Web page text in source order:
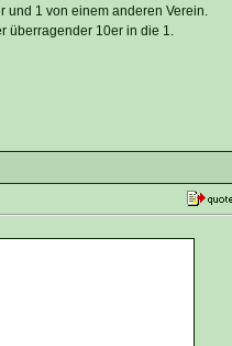
und 1 von einem anderen Verein.
überragender 10er in die 1.